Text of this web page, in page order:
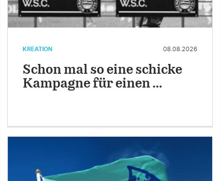
KREATION 08.08.2026
Schon mal so eine schicke
Kampagne für einen …